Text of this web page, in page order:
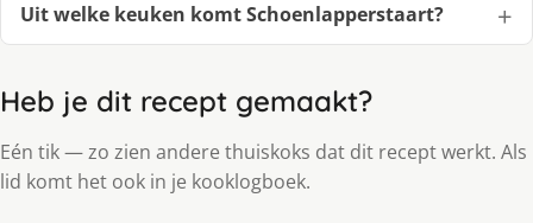
Uit welke keuken komt Schoenlapperstaart?
Heb je dit recept gemaakt?
Eén tik — zo zien andere thuiskoks dat dit recept werkt. Als
lid komt het ook in je kooklogboek.